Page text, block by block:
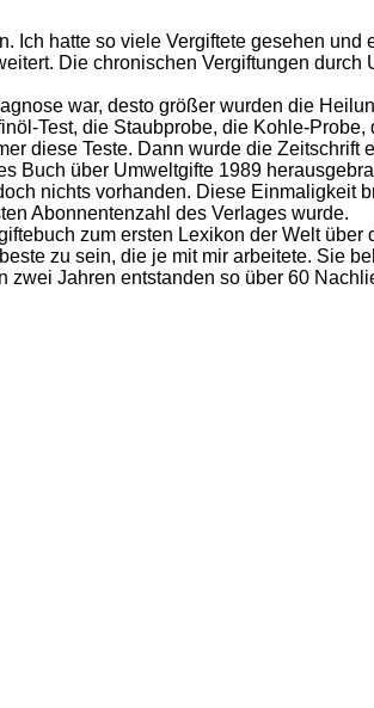
hatte so viele Vergiftete gesehen und
Die chronischen Vergiftungen durch
war, desto größer wurden die
Test, die Staubprobe, die Kohle-Probe,
diese Teste. Dann wurde die Zeitschrift
Buch über Umweltgifte 1989
nichts vorhanden. Diese Einmaligkeit
Abonnentenzahl des Verlages wurde.
zum ersten Lexikon der Welt über
zu sein, die je mit mir arbeitete. Sie
Jahren entstanden so über 60